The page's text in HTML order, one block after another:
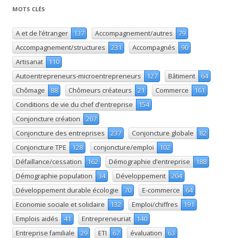
MOTS CLÉS
A et de l’étranger 137 Accompagnement/autres
79
Accompagnement/structures
231 Accompagnés
90
Artisanat
110
Autoentrepreneurs-microentrepreneurs
127 Bâtiment
64
Chômage
88 Chômeurs créateurs 21 Commerce
161
Conditions de vie du chef d’entreprise
154
Conjoncture création
207
Conjoncture des entreprises
237 Conjoncture globale
82
Conjoncture TPE
128 conjoncture/emploi
102
Défaillance/cessation
162 Démographie d’entreprise
188
Démographie population
34 Développement
204
Développement durable écologie
70 E-commerce
64
Economie sociale et solidaire
132 Emploi/chiffres
191
Emplois aidés
41 Entrepreneuriat
140
Entreprise familiale
29 ETI 67 évaluation
63